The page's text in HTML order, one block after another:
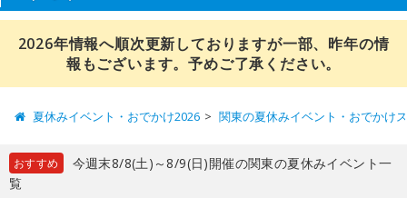
2026年情報へ順次更新しておりますが一部、昨年の情
報もございます。予めご了承ください。
夏休みイベント・おでかけ2026 関東の夏休みイベント・おでかけ
おすすめ
今週末8/8(土)～8/9(日)開催の関東の夏休みイベント一
覧